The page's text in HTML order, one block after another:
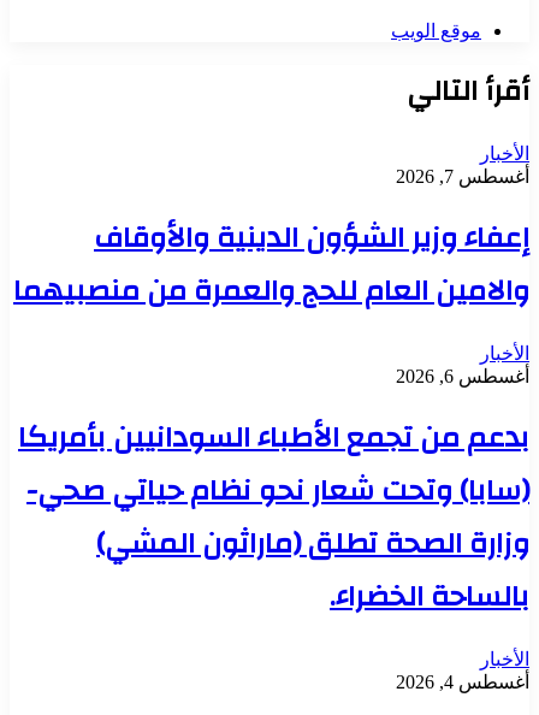
موقع الويب
أقرأ التالي
الأخبار
أغسطس 7, 2026
إعفاء وزير الشؤون الدينية والأوقاف
والامين العام للحج والعمرة من منصبيهما
الأخبار
أغسطس 6, 2026
بدعم من تجمع الأطباء السودانيين بأمريكا
(سابا) وتحت شعار نحو نظام حياتي صحي-
وزارة الصحة تطلق (ماراثون المشي)
بالساحة الخضراء.
الأخبار
أغسطس 4, 2026